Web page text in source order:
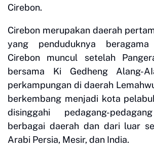
Cirebon.
Cirebon merupakan daerah
yang penduduknya
Cirebon muncul setelah
bersama Ki Gedheng Alang-
perkampungan di daerah
berkembang menjadi kota
disinggahi pedagang-
berbagai daerah dan dari luar
Arabi Persia, Mesir, dan India.